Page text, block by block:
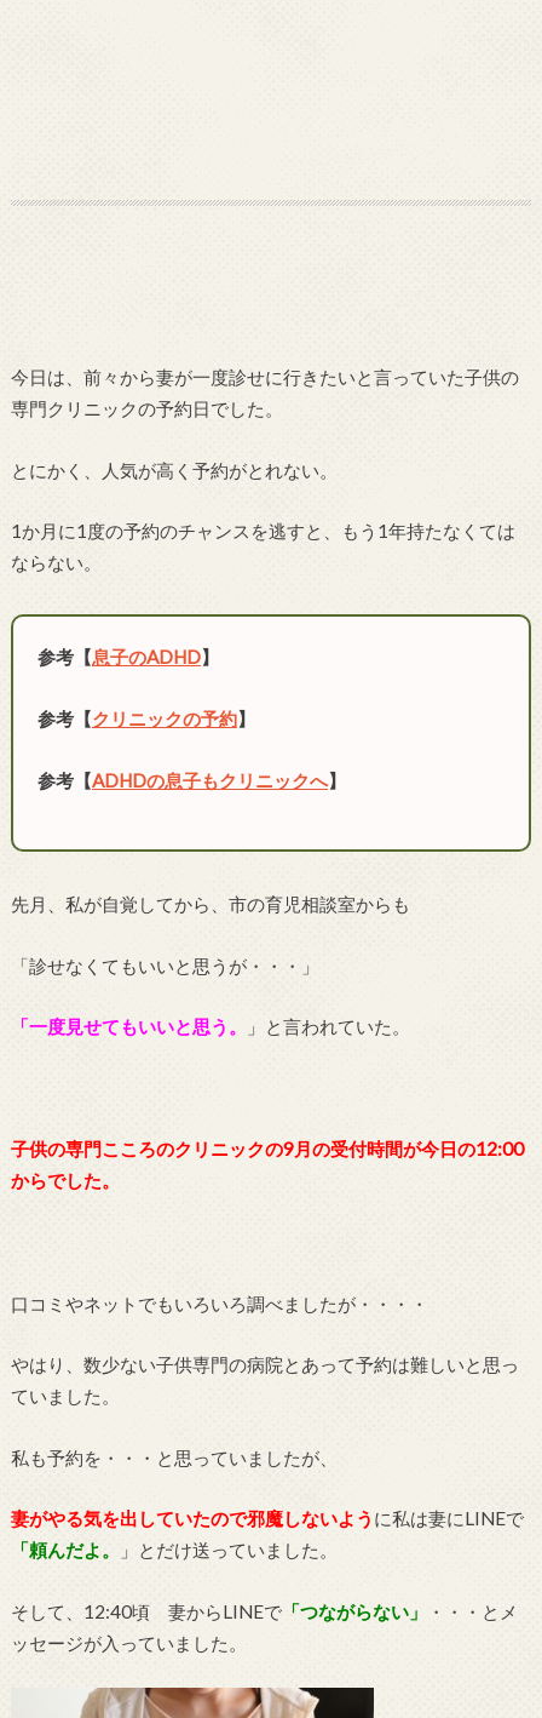
今日は、前々から妻が一度診せに行きたいと言っていた子供の
専門クリニックの予約日でした。
とにかく、人気が高く予約がとれない。
1か月に1度の予約のチャンスを逃すと、もう1年持たなくては
ならない。
参考【息子のADHD】
参考【クリニックの予約】
参考【ADHDの息子もクリニックへ】
先月、私が自覚してから、市の育児相談室からも
「診せなくてもいいと思うが・・・」
「一度見せてもいいと思う。 」と言われていた。
子供の専門こころのクリニックの9月の受付時間が今日の12:00
からでした。
口コミやネットでもいろいろ調べましたが・・・・
やはり、数少ない子供専門の病院とあって予約は難しいと思っ
ていました。
私も予約を・・・と思っていましたが、
妻がやる気を出していたので邪魔しないよう に私は妻にLINEで
「頼んだよ。
」とだけ送っていました。
そして、12:40頃 妻からLINEで「つながらない」
・・・とメ
ッセージが入っていました。